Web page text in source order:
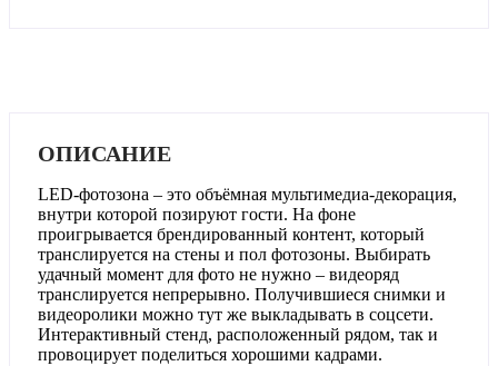
ОПИСАНИЕ
LED-фотозона – это объёмная мультимедиа-декорация,
внутри которой позируют гости. На фоне
проигрывается брендированный контент, который
транслируется на стены и пол фотозоны. Выбирать
удачный момент для фото не нужно – видеоряд
транслируется непрерывно. Получившиеся снимки и
видеоролики можно тут же выкладывать в соцсети.
Интерактивный стенд, расположенный рядом, так и
провоцирует поделиться хорошими кадрами.